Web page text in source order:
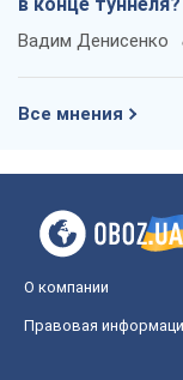
Вадим Денисенко
Все мнения
О компании
Правовая